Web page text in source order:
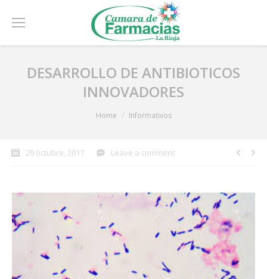
DESARROLLO DE ANTIBIOTICOS
INNOVADORES
Home Informativos
29 octubre, 2017 Leave a comment